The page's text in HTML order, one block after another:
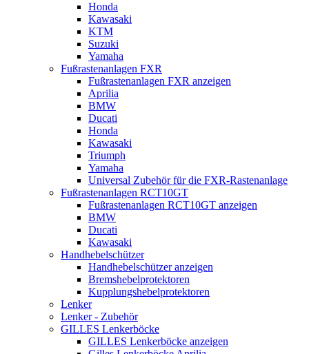
Honda
Kawasaki
KTM
Suzuki
Yamaha
Fußrastenanlagen FXR
Fußrastenanlagen FXR anzeigen
Aprilia
BMW
Ducati
Honda
Kawasaki
Triumph
Yamaha
Universal Zubehör für die FXR-Rastenanlage
Fußrastenanlagen RCT10GT
Fußrastenanlagen RCT10GT anzeigen
BMW
Ducati
Kawasaki
Handhebelschützer
Handhebelschützer anzeigen
Bremshebelprotektoren
Kupplungshebelprotektoren
Lenker
Lenker - Zubehör
GILLES Lenkerböcke
GILLES Lenkerböcke anzeigen